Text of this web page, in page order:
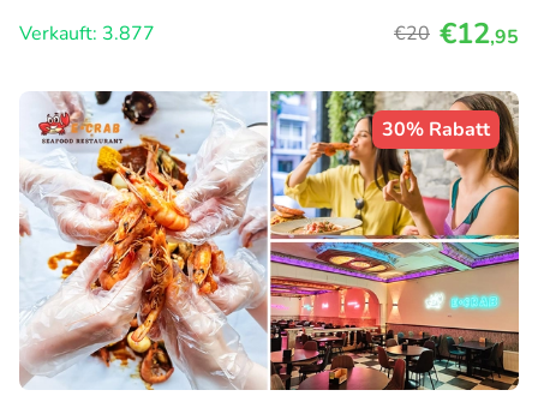
Verkauft: 3.877
€20 €12,95
30% Rabatt